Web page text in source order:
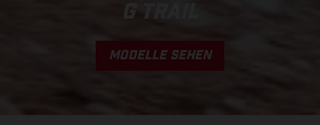
G TRAIL
MODELLE SEHEN